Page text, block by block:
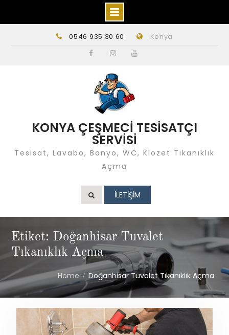
0546 935 30 60 Konya
KONYA ÇEŞMECİ TESİSATÇI
SERVİSİ
Tesisat, Lavabo, Banyo, WC, Klozet Tıkanıklık
Açma
İLETİŞİM
Etiket: Doğanhisar Tuvalet
Tıkanıklık Açma
Home Doğanhisar Tuvalet Tıkanıklık Açma